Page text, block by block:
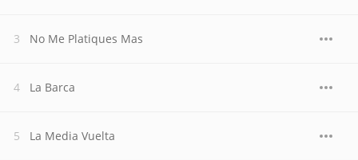
No Me Platiques Mas
La Barca
La Media Vuelta